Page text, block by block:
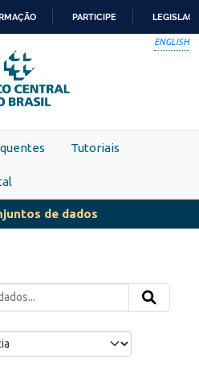
PARA
O
CONTEÚDO
PARTICIPE
ENGLISH
Tutoriais
de dados